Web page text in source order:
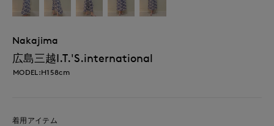
Nakajima
広島三越I.T.'S.international
MODEL:H158cm
着用アイテム